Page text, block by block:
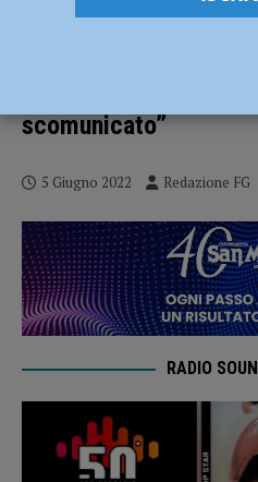
Pillon, Farina e
scomunicato”
5 Giugno 2022 Redazione FG
RADIO